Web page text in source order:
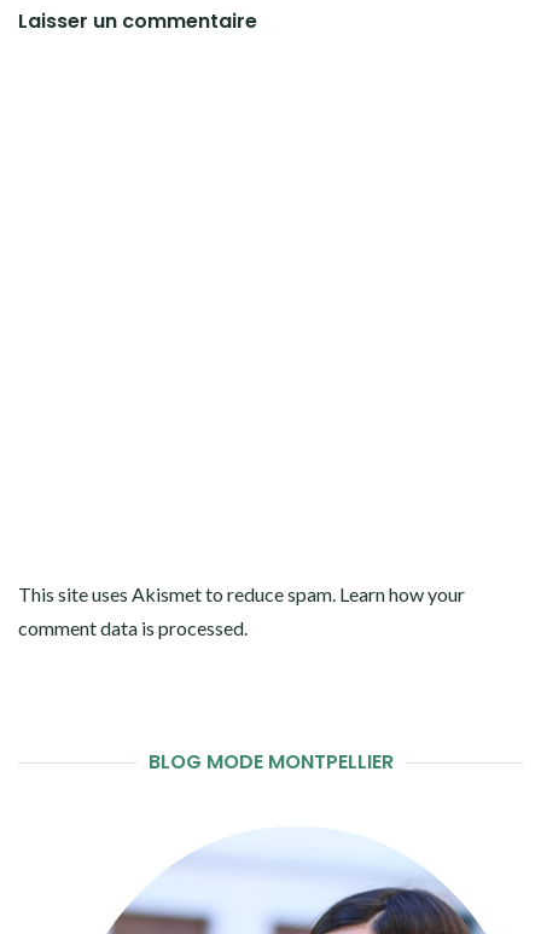
Laisser un commentaire
This site uses Akismet to reduce spam. Learn how your
comment data is processed.
BLOG MODE MONTPELLIER